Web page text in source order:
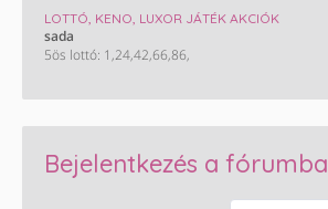
LOTTÓ, KENO, LUXOR JÁTÉK AKCIÓK
sada
5ös lottó: 1,24,42,66,86,
Bejelentkezés a fórumba